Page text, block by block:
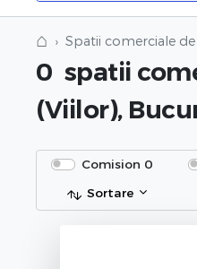
⌂ Spatii comerciale
0 spatii
(Viilor),
Comision 0
Sortare